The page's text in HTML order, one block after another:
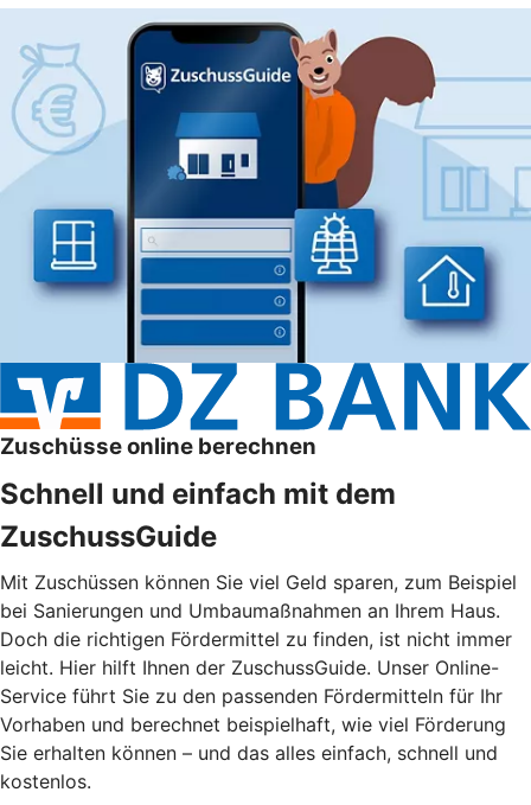
Zuschüsse online berechnen
Schnell und einfach mit dem
ZuschussGuide
Mit Zuschüssen können Sie viel Geld sparen, zum Beispiel
bei Sanierungen und Umbaumaßnahmen an Ihrem Haus.
Doch die richtigen Fördermittel zu finden, ist nicht immer
leicht. Hier hilft Ihnen der ZuschussGuide. Unser Online-
Service führt Sie zu den passenden Fördermitteln für Ihr
Vorhaben und berechnet beispielhaft, wie viel Förderung
Sie erhalten können – und das alles einfach, schnell und
kostenlos.